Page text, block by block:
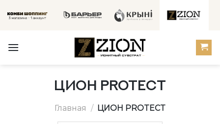
ЦИОН PROTECT
Главная / ЦИОН PROTECT